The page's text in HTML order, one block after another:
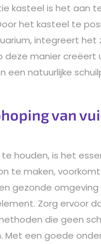
kasteel is het aan
het kasteel te
integreert het
manier creëert
een natuurlijke
van
houden, is het
te maken,
gezonde omgeving
Zorg ervoor
die geen
een goede